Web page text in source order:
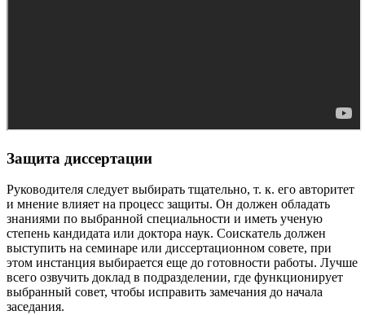
Защита диссертации
Руководителя следует выбирать тщательно, т. к. его авторитет
и мнение влияет на процесс защиты. Он должен обладать
знаниями по выбранной специальности и иметь ученую
степень кандидата или доктора наук. Соискатель должен
выступить на семинаре или диссертационном совете, при
этом инстанция выбирается еще до готовности работы. Лучше
всего озвучить доклад в подразделении, где функционирует
выбранный совет, чтобы исправить замечания до начала
заседания.